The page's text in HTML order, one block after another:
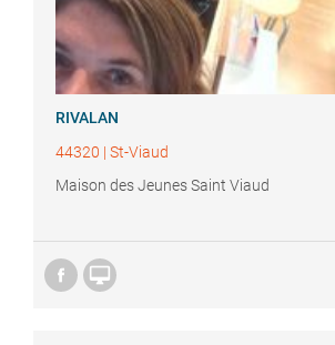
RIVALAN
44320 | St-Viaud
Maison des Jeunes Saint Viaud
